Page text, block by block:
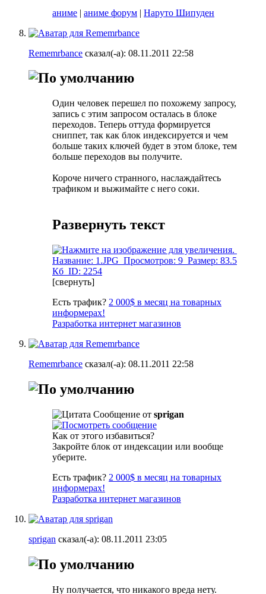
аниме | аниме форум | Наруто Шипуден
Rememrbance сказал(-а): 08.11.2011 22:58
Один человек перешел по похожему запросу,
запись с этим запросом осталась в блоке
переходов. Теперь оттуда формируется
сниппет, так как блок индексируется и чем
больше таких ключей будет в этом блоке, тем
больше переходов вы получите.
Короче ничего странного, наслаждайтесь
трафиком и выжимайте с него соки.
Развернуть текст
[свернуть]
Есть трафик? 2 000$ в месяц на товарных
информерах!
Разработка интернет магазинов
Rememrbance сказал(-а): 08.11.2011 22:58
Сообщение от sprigan
Как от этого избавиться?
Закройте блок от индексации или вообще
уберите.
Есть трафик? 2 000$ в месяц на товарных
информерах!
Разработка интернет магазинов
sprigan сказал(-а): 08.11.2011 23:05
Ну получается, что никакого вреда нету.